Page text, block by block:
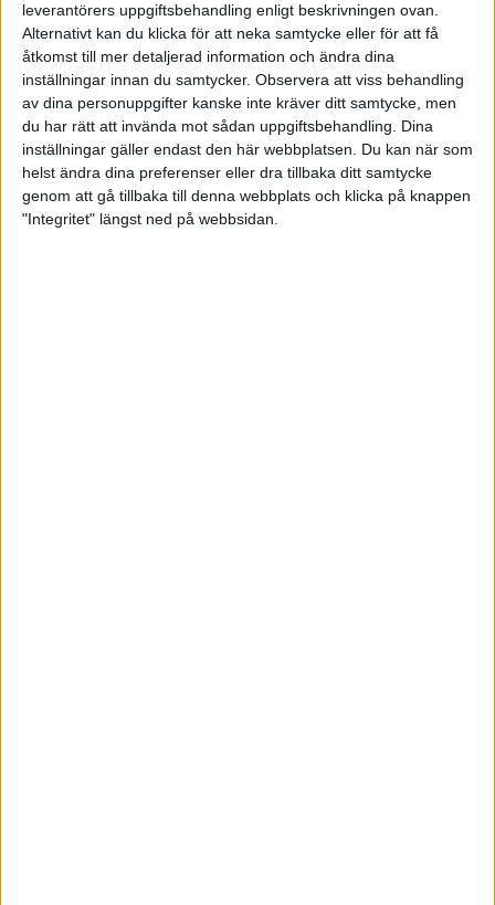
leverantörers uppgiftsbehandling enligt beskrivningen ovan.
Alternativt kan du klicka för att neka samtycke eller för att få
åtkomst till mer detaljerad information och ändra dina
inställningar innan du samtycker. Observera att viss behandling
av dina personuppgifter kanske inte kräver ditt samtycke, men
du har rätt att invända mot sådan uppgiftsbehandling. Dina
inställningar gäller endast den här webbplatsen. Du kan när som
helst ändra dina preferenser eller dra tillbaka ditt samtycke
genom att gå tillbaka till denna webbplats och klicka på knappen
"Integritet" längst ned på webbsidan.
Till stegfinal:
1. EJ Tackett
2. Packy Hanrahan
3. Tim Foy Jr.
4. Tom Smallwood
5. Jesper Svensson
Resultat
Livescore